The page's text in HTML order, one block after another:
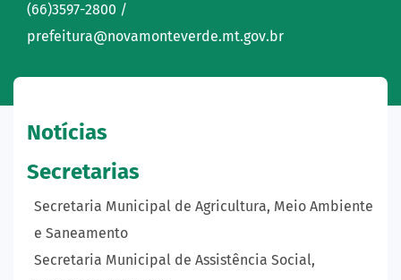
(66)3597-2800 /
prefeitura@novamonteverde.mt.gov.br
Notícias
Secretarias
Secretaria Municipal de Agricultura, Meio Ambiente
e Saneamento
Secretaria Municipal de Assistência Social,